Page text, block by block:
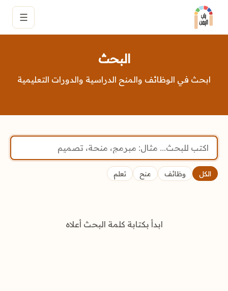
☰
البحث
ابحث في الوظائف والمنح الدراسية والدورات التعليمية
ابحث
الكل وظائف منح تعلم
ابدأ بكتابة كلمة البحث أعلاه